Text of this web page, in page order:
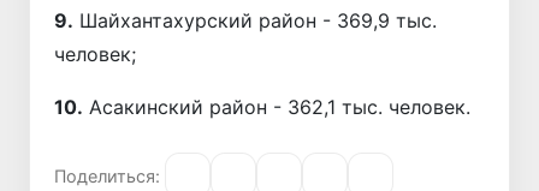
9. Шайхантахурский район - 369,9 тыс.
человек;
10. Асакинский район - 362,1 тыс. человек.
Поделиться: